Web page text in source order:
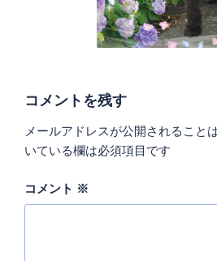
コメントを残す
メールアドレスが公開されること
いている欄は必須項目です
コメント ※